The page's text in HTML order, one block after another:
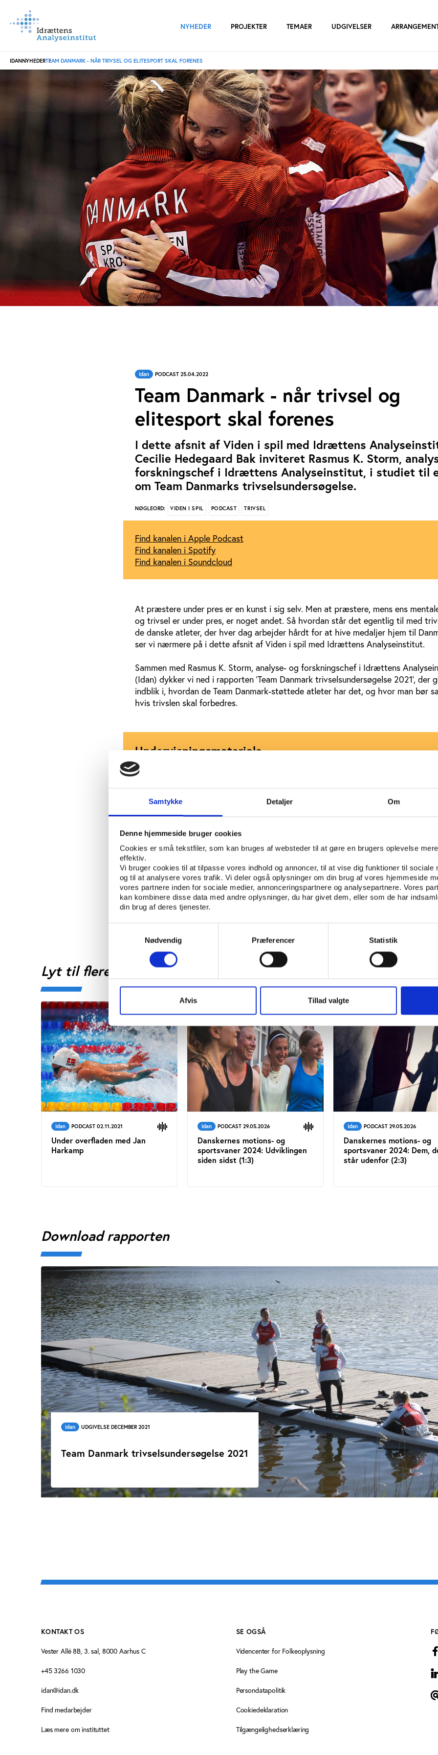
Samtykke Detaljer Om
Denne hjemmeside bruger cookies
Cookies er små tekstfiler, som kan bruges af websteder til at gøre en brugers oplevelse mere
effektiv.
Vi bruger cookies til at tilpasse vores indhold og annoncer, til at vise dig funktioner til sociale
og til at analysere vores trafik. Vi deler også oplysninger om din brug af vores hjemmeside
vores partnere inden for sociale medier, annonceringspartnere og analysepartnere. Vores
kan kombinere disse data med andre oplysninger, du har givet dem, eller som de har
din brug af deres tjenester.
Nødvendig
Præferencer Statistik
Afvis Tillad valgte
NYHEDER PROJEKTER TEMAER UDGIVELSER
IDANNYHEDERTEAM DANMARK - NÅR TRIVSEL OG ELITESPORT SKAL FORENES
Idan PODCAST 25.04.2022
Team Danmark - når trivsel og
elitesport skal forenes
I dette afsnit af Viden i spil med Idrættens
Cecilie Hedegaard Bak inviteret Rasmus K. Storm,
forskningschef i Idrættens Analyseinstitut, i studiet til
om Team Danmarks trivselsundersøgelse.
NØGLEORD: VIDEN I SPIL PODCAST TRIVSEL
Find kanalen i Apple Podcast
Find kanalen i Spotify
Find kanalen i Soundcloud
At præstere under pres er en kunst i sig selv. Men at præstere, mens ens
og trivsel er under pres, er noget andet. Så hvordan står det egentlig til med
de danske atleter, der hver dag arbejder hårdt for at hive medaljer hjem til
ser vi nærmere på i dette afsnit af Viden i spil med Idrættens Analyseinstitut.
Sammen med Rasmus K. Storm, analyse- og forskningschef i Idrættens
(Idan) dykker vi ned i rapporten ’Team Danmark trivselsundersøgelse 2021’, der
indblik i, hvordan de Team Danmark-støttede atleter har det, og hvor man bør
hvis trivslen skal forbedres.
Undervisningsmateriale
Download arbejdsspørgsmål og supplerende undervisningsmateriale i word-
Afspilning af denne lydfil kræver accept af statistik- og
Ændr dine præferencer
Lyt til flere afsnit
Idan PODCAST 02.11.2021
Under overfladen med Jan
Harkamp
Idan PODCAST 29.05.2026
Danskernes motions- og
sportsvaner 2024: Udviklingen
siden sidst (1:3)
Idan PODCAST 29.05.2026
Danskernes motions- og
sportsvaner 2024: Dem,
står udenfor (2:3)
Download rapporten
Idan UDGIVELSE DECEMBER 2021
Team Danmark trivselsundersøgelse 2021
KONTAKT OS
Vester Allé 8B, 3. sal, 8000 Aarhus C
+45 3266 1030
idan@idan.dk
Find medarbejder
Læs mere om instituttet
SE OGSÅ
Videncenter for Folkeoplysning
Play the Game
Persondatapolitik
Cookiedeklaration
Tilgængelighedserklæring